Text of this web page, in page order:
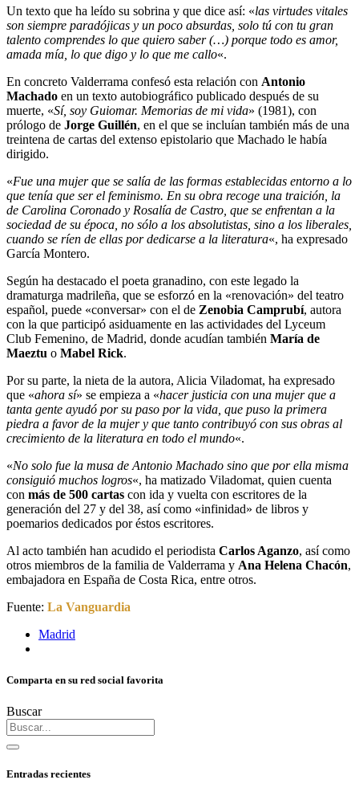
Un texto que ha leído su sobrina y que dice así: «las virtudes vitales
son siempre paradójicas y un poco absurdas, solo tú con tu gran
talento comprendes lo que quiero saber (…) porque todo es amor,
amada mía, lo que digo y lo que me callo«.
En concreto Valderrama confesó esta relación con Antonio
Machado en un texto autobiográfico publicado después de su
muerte, «Sí, soy Guiomar. Memorias de mi vida» (1981), con
prólogo de Jorge Guillén, en el que se incluían también más de una
treintena de cartas del extenso epistolario que Machado le había
dirigido.
«Fue una mujer que se salía de las formas establecidas entorno a lo
que tenía que ser el feminismo. En su obra recoge una traición, la
de Carolina Coronado y Rosalía de Castro, que se enfrentan a la
sociedad de su época, no sólo a los absolutistas, sino a los liberales,
cuando se ríen de ellas por dedicarse a la literatura«, ha expresado
García Montero.
Según ha destacado el poeta granadino, con este legado la
dramaturga madrileña, que se esforzó en la «renovación» del teatro
español, puede «conversar» con el de Zenobia Camprubí, autora
con la que participó asiduamente en las actividades del Lyceum
Club Femenino, de Madrid, donde acudían también María de
Maeztu o Mabel Rick.
Por su parte, la nieta de la autora, Alicia Viladomat, ha expresado
que «ahora sí» se empieza a «hacer justicia con una mujer que a
tanta gente ayudó por su paso por la vida, que puso la primera
piedra a favor de la mujer y que tanto contribuyó con sus obras al
crecimiento de la literatura en todo el mundo«.
«No solo fue la musa de Antonio Machado sino que por ella misma
consiguió muchos logros«, ha matizado Viladomat, quien cuenta
con más de 500 cartas con ida y vuelta con escritores de la
generación del 27 y del 38, así como «infinidad» de libros y
poemarios dedicados por éstos escritores.
Al acto también han acudido el periodista Carlos Aganzo, así como
otros miembros de la familia de Valderrama y Ana Helena Chacón,
embajadora en España de Costa Rica, entre otros.
Fuente: La Vanguardia
Madrid
Comparta en su red social favorita
Buscar
Entradas recientes